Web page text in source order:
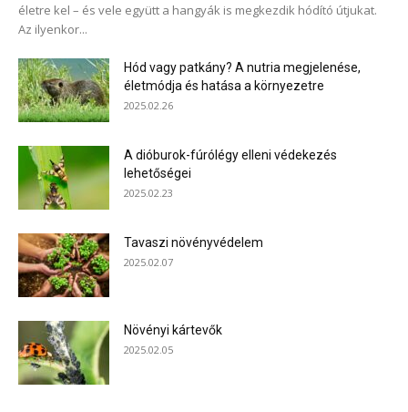
életre kel – és vele együtt a hangyák is megkezdik hódító útjukat.
Az ilyenkor...
Hód vagy patkány? A nutria megjelenése,
életmódja és hatása a környezetre
2025.02.26
A dióburok-fúrólégy elleni védekezés
lehetőségei
2025.02.23
Tavaszi növényvédelem
2025.02.07
Növényi kártevők
2025.02.05